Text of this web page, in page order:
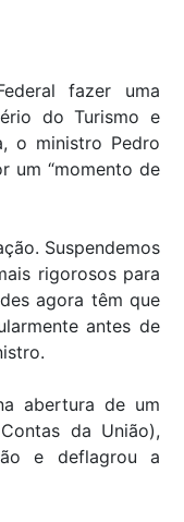
fazer uma
do Turismo e
o ministro Pedro
um “momento de
Suspendemos
rigorosos para
agora têm que
antes de
abertura de um
da União),
e deflagrou a